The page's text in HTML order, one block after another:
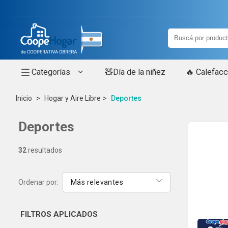
Categorías 🧸Día de la niñez 🔥
Inicio Hogar y Aire Libre Deportes
Deportes
32resultados
Ordenar por: Más relevantes
FILTROS APLICADOS